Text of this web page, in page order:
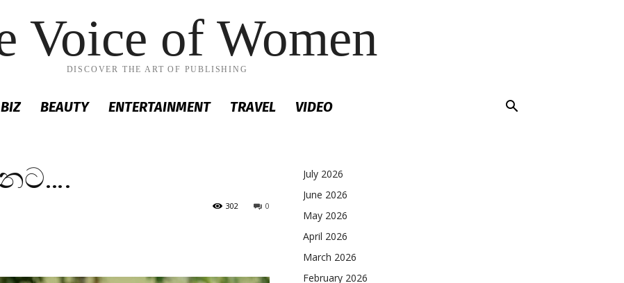
Voice of Women
DISCOVER THE ART OF PUBLISHING
BIZ BEAUTY ENTERTAINMENT TRAVEL VIDEO
0
302
July 2026
June 2026
May 2026
April 2026
March 2026
February 2026